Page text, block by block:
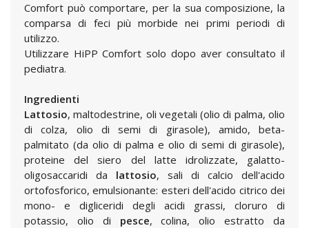
Comfort può comportare, per la sua composizione, la
comparsa di feci più morbide nei primi periodi di
utilizzo.
Utilizzare HiPP Comfort solo dopo aver consultato il
pediatra.
Ingredienti
Lattosio, maltodestrine, oli vegetali (olio di palma, olio
di colza, olio di semi di girasole), amido, beta-
palmitato (da olio di palma e olio di semi di girasole),
proteine del siero del latte idrolizzate, galatto-
oligosaccaridi da lattosio, sali di calcio dell'acido
ortofosforico, emulsionante: esteri dell'acido citrico dei
mono- e digliceridi degli acidi grassi, cloruro di
potassio, olio di pesce, colina, olio estratto da